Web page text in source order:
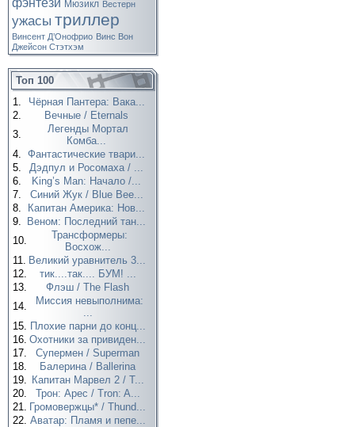
фэнтези Мюзикл Вестерн
ужасы триллер
Винсент Д’Онофрио Винс Вон
Джейсон Стэтхэм
Топ 100
1.
Чёрная Пантера: Вака...
2.
Вечные / Eternals
3.
Легенды Мортал
Комба...
4. Фантастические твари...
5.
Дэдпул и Росомаха / ...
6.
King’s Man: Начало /...
7.
Синий Жук / Blue Bee...
8.
Капитан Америка: Нов...
9.
Веном: Последний тан...
10.
Трансформеры:
Восхож...
11. Великий уравнитель 3...
12.
тик....так.... БУМ! ...
13.
Флэш / The Flash
14.
Миссия невыполнима:
...
15. Плохие парни до конц...
16. Охотники за привиден...
17.
Супермен / Superman
18.
Балерина / Ballerina
19. Капитан Марвел 2 / T...
20.
Трон: Арес / Tron: A...
21. Громовержцы* / Thund...
22. Аватар: Пламя и пепе...